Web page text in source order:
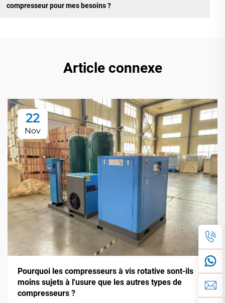
compresseur pour mes besoins ?
Article connexe
22
Nov
Pourquoi les compresseurs à vis rotative sont-ils
moins sujets à l'usure que les autres types de
compresseurs ?